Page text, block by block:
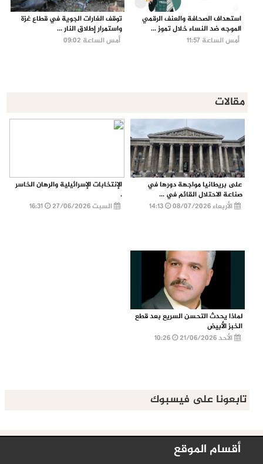
استهداف الصحافة والعنف الرقمي
الموجه ضد النساء خلال تموز ...
أمس الساعة 11:57
توقف الغارات الجوية في قطاع غزة
واستمرار إطلاق النار ...
أمس الساعة 09:02
مقالات
على بريطانيا مواجهة دورها في
صناعة الاحتلال القائم في ...
الأربعاء 08/07/2026
الإنتخابات الإسرائيلية والرهان الخاسر
.
السبت 27/06/2026
16:31
لماذا يحدث التحسن السريع بعد قطع
الخبز الأبيض
الأحد 21/06/2026
تابعونا على فيسبوك
أقسام الموقع